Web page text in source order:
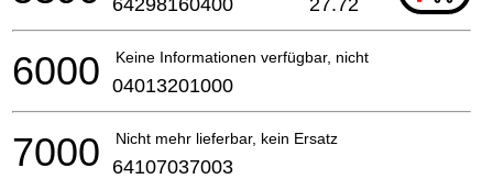
Keine Informationen verfügbar, nicht bestellbar
6000 04013201000
Nicht mehr lieferbar, kein Ersatz
7000 64107037003